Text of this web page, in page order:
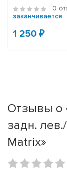
0
заканчивается
1 250 ₽
Отзывы о
задн.
Matrix»